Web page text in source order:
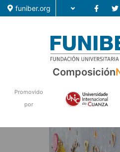
funiber.org
Investigación
Composición
Promovido
por